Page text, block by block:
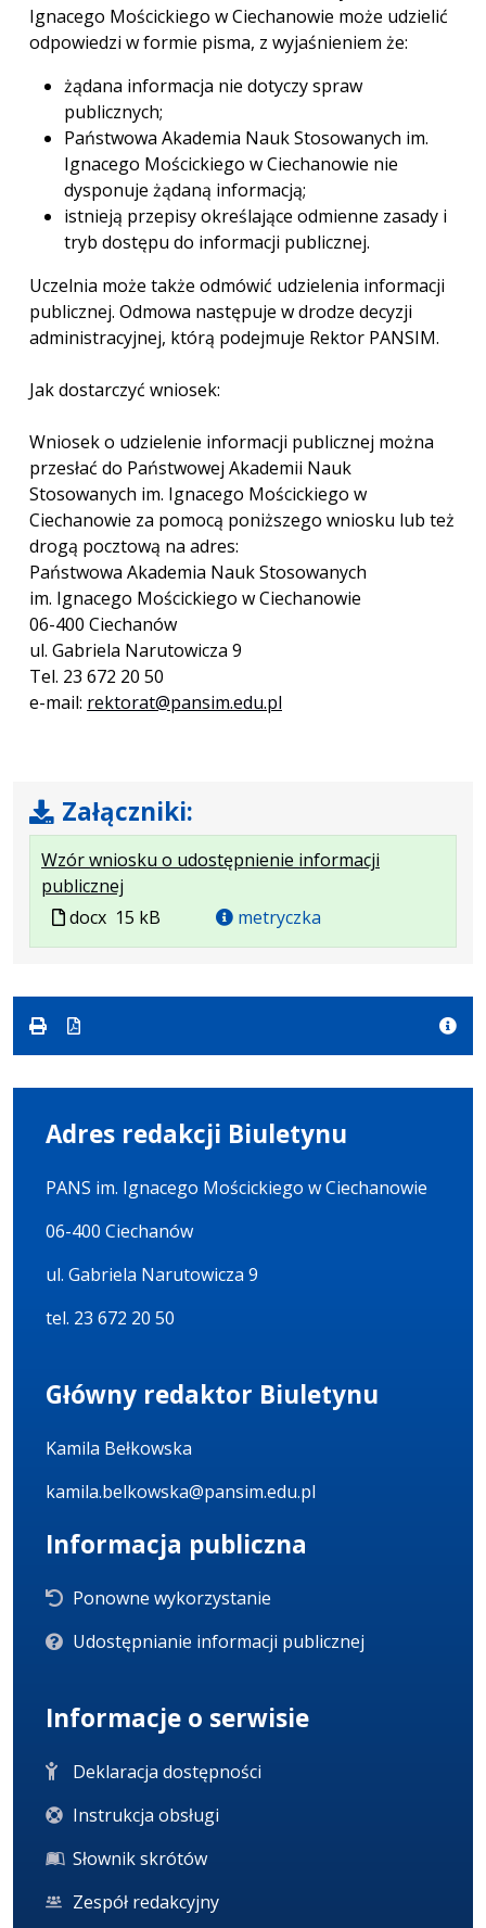
Ignacego Mościckiego w Ciechanowie może udzielić
odpowiedzi w formie pisma, z wyjaśnieniem że:
żądana informacja nie dotyczy spraw
publicznych;
Państwowa Akademia Nauk Stosowanych im.
Ignacego Mościckiego w Ciechanowie nie
dysponuje żądaną informacją;
istnieją przepisy określające odmienne zasady i
tryb dostępu do informacji publicznej.
Uczelnia może także odmówić udzielenia informacji
publicznej. Odmowa następuje w drodze decyzji
administracyjnej, którą podejmuje Rektor PANSIM.
Jak dostarczyć wniosek:
Wniosek o udzielenie informacji publicznej można
przesłać do Państwowej Akademii Nauk
Stosowanych im. Ignacego Mościckiego w
Ciechanowie za pomocą poniższego wniosku lub też
drogą pocztową na adres:
Państwowa Akademia Nauk Stosowanych
im. Ignacego Mościckiego w Ciechanowie
06-400 Ciechanów
ul. Gabriela Narutowicza 9
Tel. 23 672 20 50
e-mail: rektorat@pansim.edu.pl
Załączniki:
Wzór wniosku o udostępnienie informacji
publicznej
Plik
Rozmiar
Plik
w
docx 15 kB metryczka
Adres redakcji Biuletynu
PANS im. Ignacego Mościckiego w Ciechanowie
06-400 Ciechanów
ul. Gabriela Narutowicza 9
tel. 23 672 20 50
Główny redaktor Biuletynu
Kamila Bełkowska
kamila.belkowska@pansim.edu.pl
Informacja publiczna
Ponowne wykorzystanie
Udostępnianie informacji publicznej
Informacje o serwisie
Deklaracja dostępności
Instrukcja obsługi
Słownik skrótów
Zespół redakcyjny